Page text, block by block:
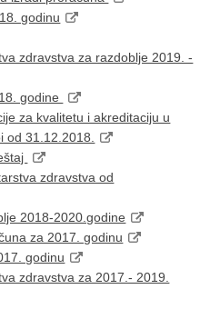
godinu
zdravstva za razdoblje 2019. -
godine
za kvalitetu i akreditaciju u
od 31.12.2018.
zdravstva od
2018-2020.godine
za 2017. godinu
godinu
zdravstva za 2017.- 2019.